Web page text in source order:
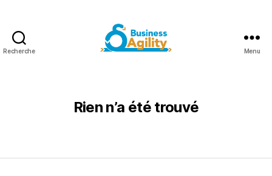
Recherche Menu
Rien n’a été trouvé